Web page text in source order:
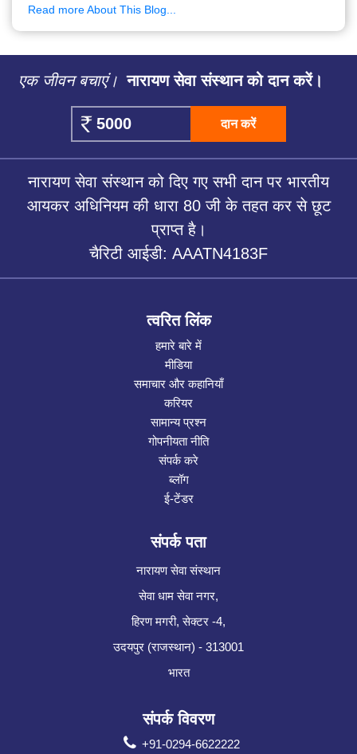
Read more About This Blog...
एक जीवन बचाएं। नारायण सेवा संस्थान को दान करें।
दान करें
नारायण सेवा संस्थान को दिए गए सभी दान पर भारतीय
आयकर अधिनियम की धारा 80 जी के तहत कर से छूट
प्राप्त है।
चैरिटी आईडी: AAATN4183F
त्वरित लिंक
हमारे बारे में
मीडिया
समाचार और कहानियाँ
करियर
सामान्य प्रश्न
गोपनीयता नीति
संपर्क करे
ब्लॉग
ई-टेंडर
संपर्क पता
नारायण सेवा संस्थान
सेवा धाम सेवा नगर,
हिरण मगरी, सेक्टर -4,
उदयपुर (राजस्थान) - 313001
भारत
संपर्क विवरण
+91-0294-6622222